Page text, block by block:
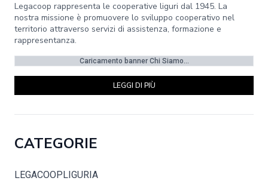
Legacoop rappresenta le cooperative liguri dal 1945. La
nostra missione è promuovere lo sviluppo cooperativo nel
territorio attraverso servizi di assistenza, formazione e
rappresentanza.
Caricamento banner Chi Siamo...
LEGGI DI PIÙ
CATEGORIE
LEGACOOPLIGURIA